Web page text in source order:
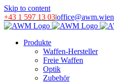
Skip to content
+43 1 597 13 03|office@awm.wien
Produkte
Waffen-Hersteller
Freie Waffen
Optik
Zubehör